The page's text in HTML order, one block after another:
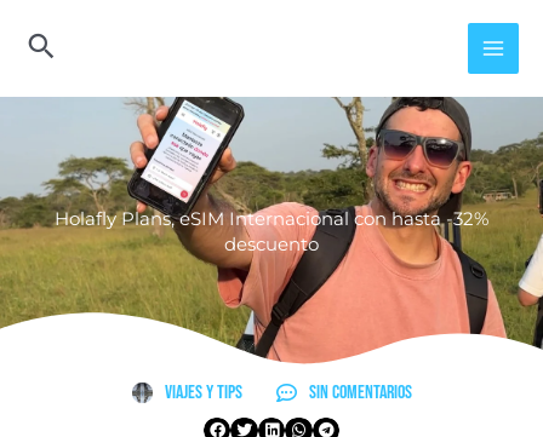
Holafly Plans, eSIM Internacional con hasta -32%
descuento
Viajes y Tips Sin comentarios